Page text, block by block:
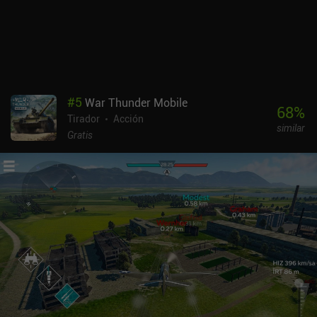
mucho derrotando a todos los demás jugadores con mi mujer para
acabar en el primer y segundo puesto. Squad Busters se monetiza
mediante iAPs que nos permiten desbloquear nuevas unidades y
duplicados más rápido, o acceder a más cofres por día. Esto
proporciona una ventaja de pagar para progresar más rápido, pero
hasta ahora, he tenido una gran experiencia como jugador libre.
Creo que funciona bien como juego de acción multijugador casual.
#5 War Thunder Mobile
Tirador
Acción
Gratis
68%
similar